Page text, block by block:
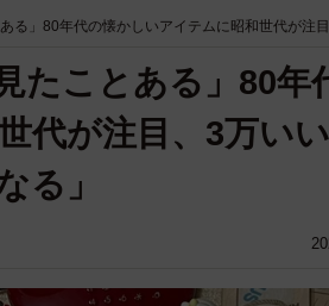
る」80年代の懐かしいアイテムに昭和世代が注
たことある」80年
代が注目、3万い
る」